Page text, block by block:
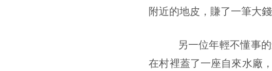
附近的地皮，賺了一筆大錢
另一位年輕不懂事的創
在村裡蓋了一座自來水廠